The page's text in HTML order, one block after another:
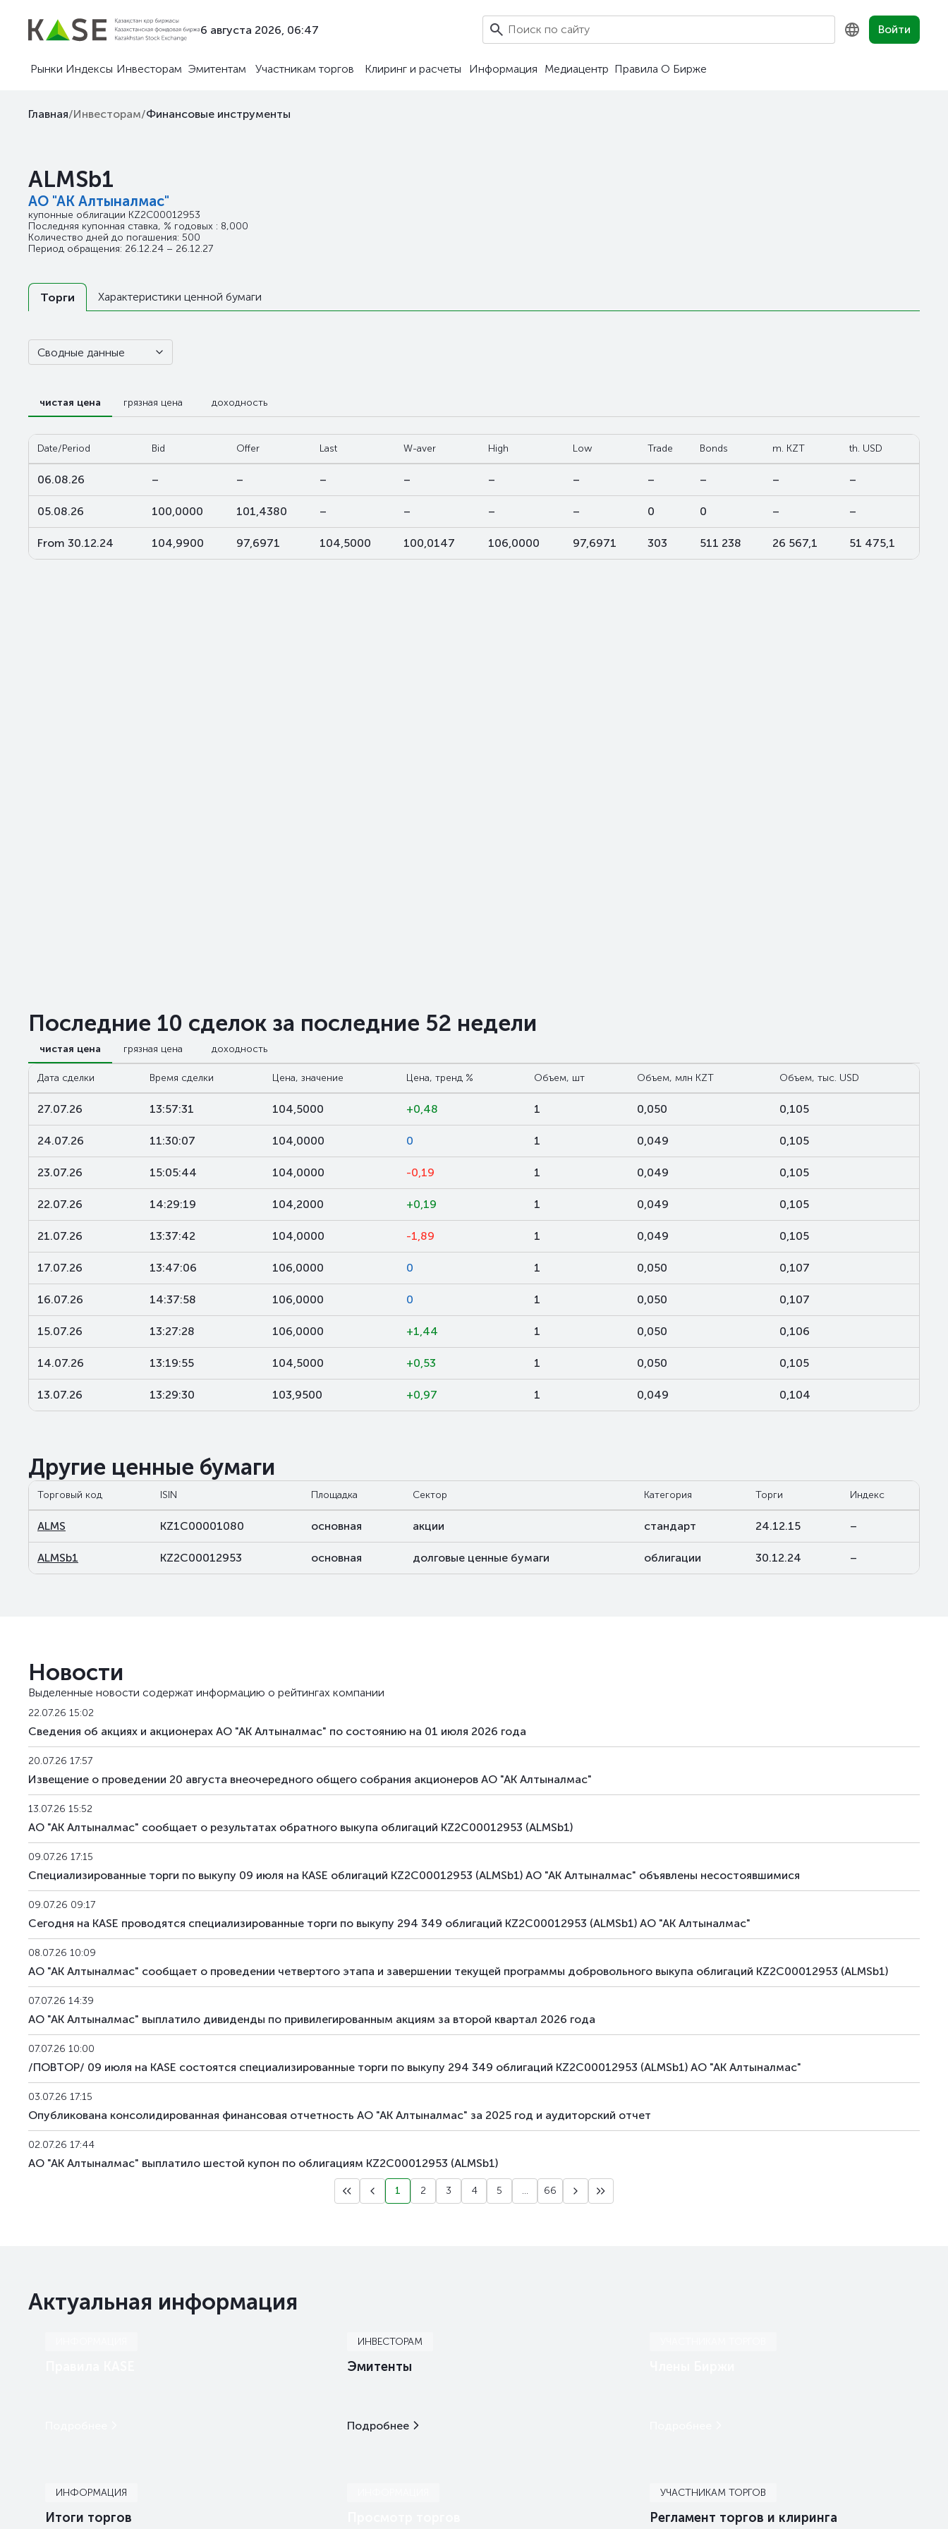
6 августа 2026, 06:47 Войти
Рынки Индексы Инвесторам Эмитентам Участникам торгов Клиринг и расчеты Информация Медиацентр Правила О Бирже
Главная/Инвесторам/Финансовые инструменты
ALMSb1
АО "АК Алтыналмас"
купонные облигации KZ2C00012953
Последняя купонная ставка, % годовых : 8,000
Количество дней до погашения: 500
Период обращения: 26.12.24 – 26.12.27
Торги Характеристики ценной бумаги
Сводные данные
чистая цена грязная цена доходность
Date/Period Bid Offer Last W-aver High Low Trade Bonds m. KZT th. USD
06.08.26 – – – – – – – – – –
05.08.26 100,0000 101,4380 – – – – 0 0 – –
From 30.12.24 104,9900 97,6971 104,5000 100,0147 106,0000 97,6971 303 511 238 26 567,1 51 475,1
Последние 10 сделок за последние 52 недели
чистая цена грязная цена доходность
Дата сделки Время сделки Цена, значение Цена, тренд % Объем, шт Объем, млн KZT Объем, тыс. USD
27.07.26 13:57:31 104,5000 +0,48 1 0,050 0,105
24.07.26 11:30:07 104,0000 0 1 0,049 0,105
23.07.26 15:05:44 104,0000 -0,19 1 0,049 0,105
22.07.26 14:29:19 104,2000 +0,19 1 0,049 0,105
21.07.26 13:37:42 104,0000 -1,89 1 0,049 0,105
17.07.26 13:47:06 106,0000 0 1 0,050 0,107
16.07.26 14:37:58 106,0000 0 1 0,050 0,107
15.07.26 13:27:28 106,0000 +1,44 1 0,050 0,106
14.07.26 13:19:55 104,5000 +0,53 1 0,050 0,105
13.07.26 13:29:30 103,9500 +0,97 1 0,049 0,104
Другие ценные бумаги
Торговый код ISIN Площадка Сектор Категория Торги Индекс
ALMS KZ1C00001080 основная акции стандарт 24.12.15 –
ALMSb1 KZ2C00012953 основная долговые ценные бумаги облигации 30.12.24 –
Новости
Выделенные новости содержат информацию о рейтингах компании
22.07.26 15:02
Сведения об акциях и акционерах АО "АК Алтыналмас" по состоянию на 01 июля 2026 года
20.07.26 17:57
Извещение о проведении 20 августа внеочередного общего собрания акционеров АО "АК Алтыналмас"
13.07.26 15:52
АО "АК Алтыналмас" сообщает о результатах обратного выкупа облигаций KZ2C00012953 (ALMSb1)
09.07.26 17:15
Специализированные торги по выкупу 09 июля на KASE облигаций KZ2C00012953 (ALMSb1) АО "АК Алтыналмас" объявлены несостоявшимися
09.07.26 09:17
Сегодня на KASE проводятся специализированные торги по выкупу 294 349 облигаций KZ2C00012953 (ALMSb1) АО "АК Алтыналмас"
08.07.26 10:09
АО "АК Алтыналмас" сообщает о проведении четвертого этапа и завершении текущей программы добровольного выкупа облигаций KZ2C00012953 (ALMSb1)
07.07.26 14:39
АО "АК Алтыналмас" выплатило дивиденды по привилегированным акциям за второй квартал 2026 года
07.07.26 10:00
/ПОВТОР/ 09 июля на KASE состоятся специализированные торги по выкупу 294 349 облигаций KZ2C00012953 (ALMSb1) АО "АК Алтыналмас"
03.07.26 17:15
Опубликована консолидированная финансовая отчетность АО "АК Алтыналмас" за 2025 год и аудиторский отчет
02.07.26 17:44
АО "АК Алтыналмас" выплатило шестой купон по облигациям KZ2C00012953 (ALMSb1)
1 2 3 4 5 ... 66
Актуальная информация
ИНВЕСТОРАМ
Эмитенты
Подробнее
ИНФОРМАЦИЯ
Итоги торгов
УЧАСТНИКАМ ТОРГОВ
Регламент торгов и клиринга